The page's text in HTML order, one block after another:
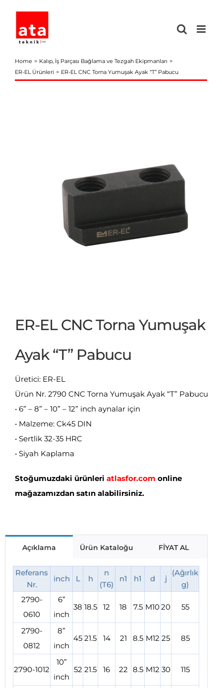
content
Home
Kalıp, İş Parçası Bağlama ve Tezgah Ekipmanları
ER-EL Ürünleri
ER-EL CNC Torna Yumuşak Ayak “T” Pabucu
ER-EL CNC Torna Yumuşak
Ayak “T” Pabucu
Üretici: ER-EL
Ürün Nr. 2790 CNC Torna Yumuşak Ayak “T” Pabucu
• 6” – 8” – 10” – 12” inch aynalar için
• Malzeme: Ck45 DIN
• Sertlik 32-35 HRC
• Siyah Kaplama
Stoğumuzdaki ürünleri atlasfor.com online
mağazamızdan satın alabilirsiniz.
Açıklama Ürün Kataloğu FİYAT AL
Referans
Nr.
inch L h
n
(T6)
n1 h1 d j
(Ağırlık
g)
2790-
0610
6”
inch
38 18.5 12 18 7.5 M1020 55
2790-
0812
8”
inch
45 21.5 14 21 8.5 M12 25 85
2790-1012
10”
inch
52 21.5 16 22 8.5 M12 30 115